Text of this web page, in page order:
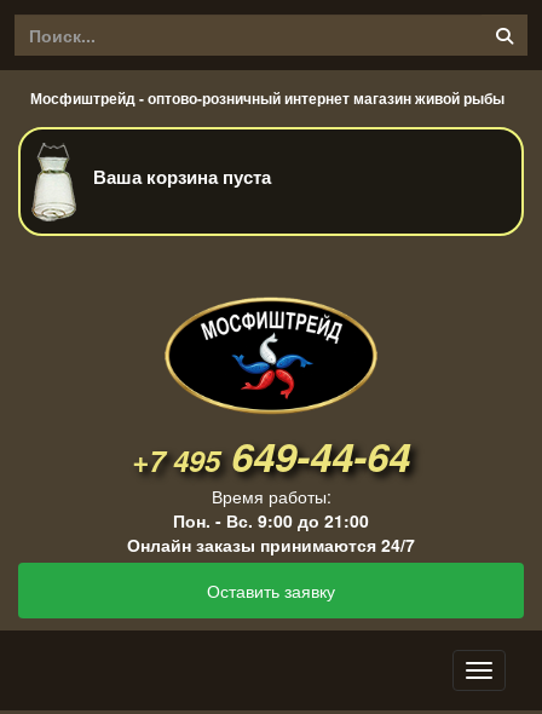
Мосфиштрейд - оптово-розничный интернет магазин живой рыбы
Ваша корзина пуста
+7 495649-44-64
Время работы:
Пон. - Вс. 9:00 до 21:00
Онлайн заказы принимаются 24/7
Оставить заявку